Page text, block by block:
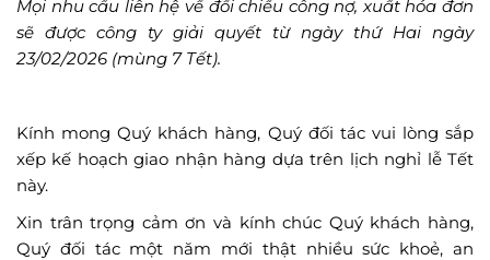
Mọi nhu cầu liên hệ về đối chiếu công nợ, xuất hóa đơn
sẽ được công ty giải quyết từ ngày thứ Hai ngày
23/02/2026 (mùng 7 Tết).
Kính mong Quý khách hàng, Quý đối tác vui lòng sắp
xếp kế hoạch giao nhận hàng dựa trên lịch nghỉ lễ Tết
này.
Xin trân trọng cảm ơn và kính chúc Quý khách hàng,
Quý đối tác một năm mới thật nhiều sức khoẻ, an